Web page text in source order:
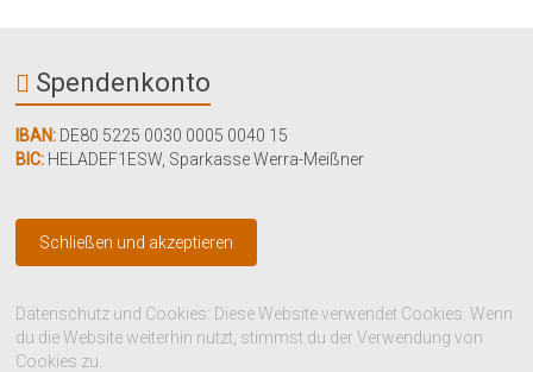
Spendenkonto
IBAN: DE80 5225 0030 0005 0040 15
BIC: HELADEF1ESW Sparkasse Werra-Meißner
Datenschutz und Cookies: Diese Website verwendet Cookies. Wenn
du die Website weiterhin nutzt, stimmst du der Verwendung von
Cookies zu.